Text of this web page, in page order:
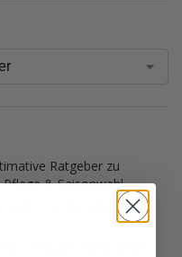
Ratgeber zu
& Saisonwahl
Bett – so berechnest du
geschützt gegen